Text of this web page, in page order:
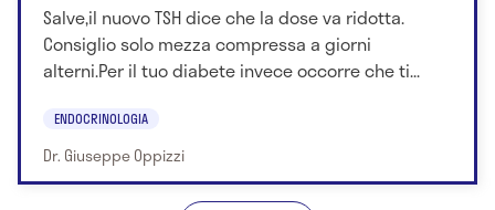
Salve,il nuovo TSH dice che la dose va ridotta.
Consiglio solo mezza compressa a giorni
alterni.Per il tuo diabete invece occorre che ti...
ENDOCRINOLOGIA
Dr. Giuseppe Oppizzi